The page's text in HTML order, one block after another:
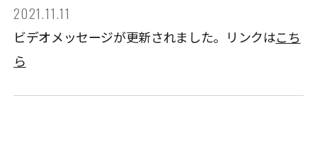
2021.11.11
ビデオメッセージが更新されました。リンクはこち
ら